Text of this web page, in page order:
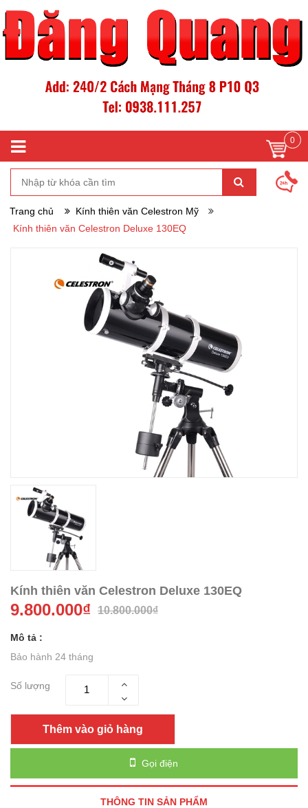
0
Trang chủ
Kính thiên văn Celestron Mỹ
Kính thiên văn Celestron Deluxe 130EQ
Kính thiên văn Celestron Deluxe 130EQ
9.800.000₫ 10.800.000₫
Mô tả :
Bảo hành 24 tháng
Số lượng
Thêm vào giỏ hàng
Gọi điện
THÔNG TIN SẢN PHẨM